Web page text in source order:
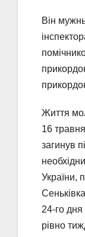
Він
Життя
16
загинув
України,
24-го
рівно